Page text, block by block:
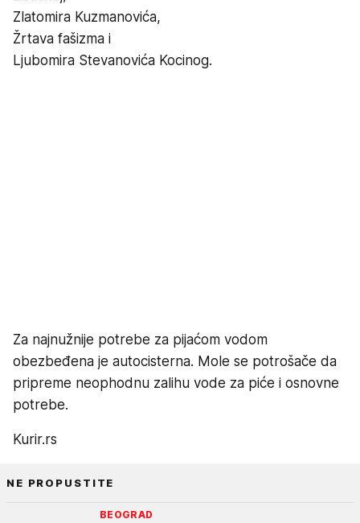
Zlatomira Kuzmanovića,
Žrtava fašizma i
Ljubomira Stevanovića Kocinog.
Za najnužnije potrebe za pijaćom vodom
obezbeđena je autocisterna. Mole se potrošače da
pripreme neophodnu zalihu vode za piće i osnovne
potrebe.
Kurir.rs
NE PROPUSTITE
BEOGRAD